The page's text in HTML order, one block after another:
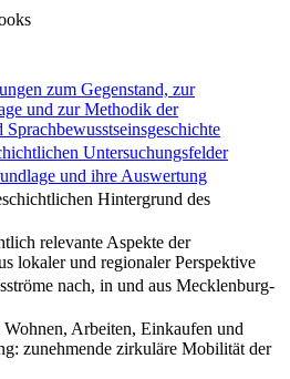
zum Gegenstand, zur
und zur Methodik der
Sprachbewusstseinsgeschichte
Untersuchungsfelder
und ihre Auswertung
Hintergrund des
relevante Aspekte der
lokaler und regionaler Perspektive
nach, in und aus Mecklenburg-
Arbeiten, Einkaufen und
zunehmende zirkuläre Mobilität der